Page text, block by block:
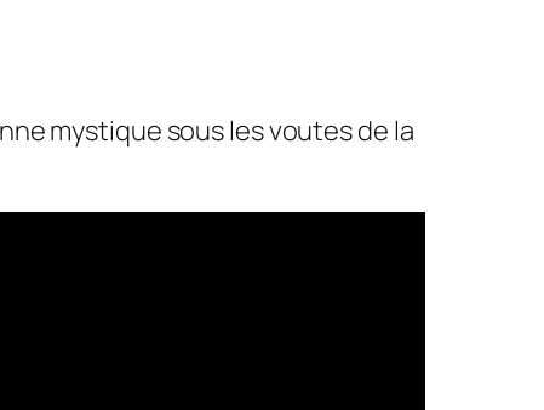
mystique sous les voutes de la